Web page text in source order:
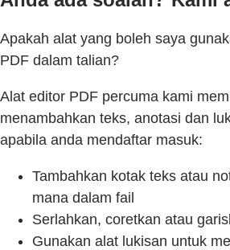
Apakah alat yang boleh saya
PDF dalam talian?
Alat editor PDF percuma kami
menambahkan teks, anotasi dan
apabila anda mendaftar masuk:
Tambahkan kotak teks atau
mana dalam fail
Serlahkan, coretkan atau
Gunakan alat lukisan untuk